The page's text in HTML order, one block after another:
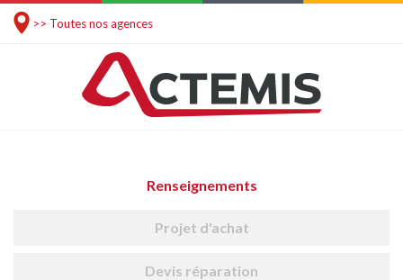
>> Toutes nos agences
Renseignements
Projet d'achat
Devis réparation